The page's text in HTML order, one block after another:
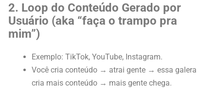
2. Loop do Conteúdo Gerado por
Usuário (aka “faça o trampo pra
mim”)
Exemplo: TikTok, YouTube, Instagram.
Você cria conteúdo → atrai gente → essa galera
cria mais conteúdo → mais gente chega.